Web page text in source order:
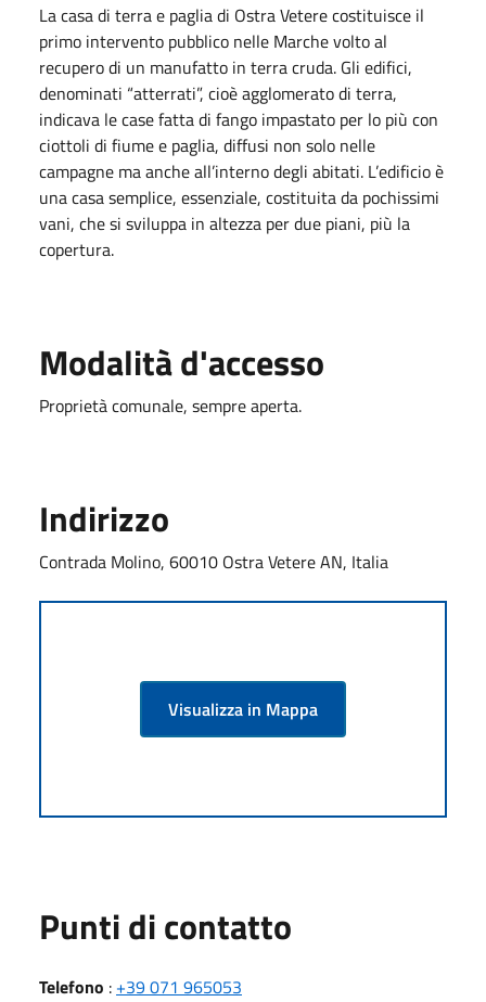
La casa di terra e paglia di Ostra Vetere costituisce il
primo intervento pubblico nelle Marche volto al
recupero di un manufatto in terra cruda. Gli edifici,
denominati “atterrati”, cioè agglomerato di terra,
indicava le case fatta di fango impastato per lo più con
ciottoli di fiume e paglia, diffusi non solo nelle
campagne ma anche all’interno degli abitati. L’edificio è
una casa semplice, essenziale, costituita da pochissimi
vani, che si sviluppa in altezza per due piani, più la
copertura.
Modalità d'accesso
Proprietà comunale, sempre aperta.
Indirizzo
Contrada Molino, 60010 Ostra Vetere AN, Italia
Visualizza in Mappa
Punti di contatto
Telefono : +39 071 965053